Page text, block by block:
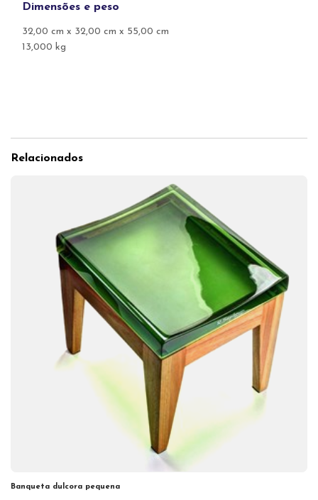
Dimensões e peso
32,00 cm x 32,00 cm x 55,00 cm
13,000 kg
Relacionados
Banqueta dulcora pequena